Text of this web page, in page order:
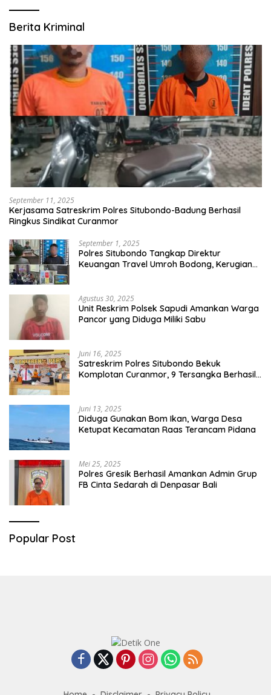
Berita Kriminal
September 11, 2025
Kerjasama Satreskrim Polres Situbondo-Badung Berhasil
Ringkus Sindikat Curanmor
September 1, 2025
Polres Situbondo Tangkap Direktur
Keuangan Travel Umroh Bodong, Kerugian
Agustus 30, 2025
Unit Reskrim Polsek Sapudi Amankan Warga
Pancor yang Diduga Miliki Sabu
Juni 16, 2025
Satreskrim Polres Situbondo Bekuk
Komplotan Curanmor, 9 Tersangka Berhasil
Juni 13, 2025
Diduga Gunakan Bom Ikan, Warga Desa
Ketupat Kecamatan Raas Terancam Pidana
Mei 25, 2025
Polres Gresik Berhasil Amankan Admin Grup
FB Cinta Sedarah di Denpasar Bali
Popular Post